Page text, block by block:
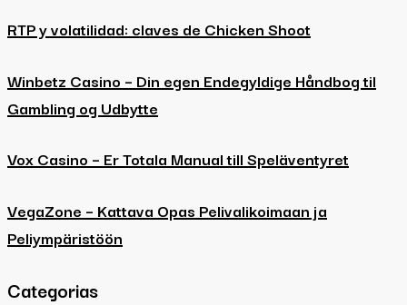
RTP y volatilidad: claves de Chicken Shoot
Winbetz Casino – Din egen Endegyldige Håndbog til
Gambling og Udbytte
Vox Casino – Er Totala Manual till Speläventyret
VegaZone – Kattava Opas Pelivalikoimaan ja
Peliympäristöön
Categorias